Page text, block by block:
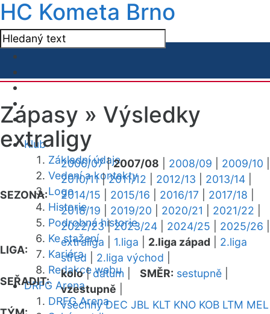
HC Kometa Brno
Klub
Základní údaje
Vedení a kontakty
Logo
Historie
Podrobná historie
Ke stažení
Kariéra
Redakce webu
DRFG Arena
DRFG Arena
Zápasy » Výsledky
extraligy
SEZONA:
2006/07|2007/08 2008/09 2009/10
2010/11|2011/12 2012/13 2013/14
2014/15
2015/16 2016/17 2017/18
2018/19
2019/20 2020/21 2021/22
2022/23|2023/24 2024/25 2025/26
LIGA:
extraliga 1.liga 2.liga západ
2.liga
střed
2.liga východ
SEŘADIT:
kolo|datum SMĚR: sestupně
vzestupně
všechny DEC JBL KLT KNO KOB LTM MEL